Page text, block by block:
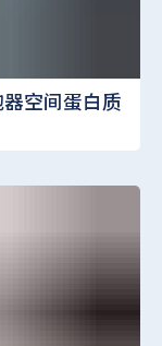
空间蛋白质